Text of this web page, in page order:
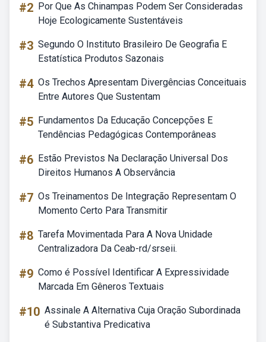
#2 Por Que As Chinampas Podem Ser Consideradas
Hoje Ecologicamente Sustentáveis
#3 Segundo O Instituto Brasileiro De Geografia E
Estatística Produtos Sazonais
#4 Os Trechos Apresentam Divergências Conceituais
Entre Autores Que Sustentam
#5 Fundamentos Da Educação Concepções E
Tendências Pedagógicas Contemporâneas
#6 Estão Previstos Na Declaração Universal Dos
Direitos Humanos A Observância
#7 Os Treinamentos De Integração Representam O
Momento Certo Para Transmitir
#8 Tarefa Movimentada Para A Nova Unidade
Centralizadora Da Ceab-rd/srseii.
#9 Como é Possível Identificar A Expressividade
Marcada Em Gêneros Textuais
#10 Assinale A Alternativa Cuja Oração Subordinada
é Substantiva Predicativa